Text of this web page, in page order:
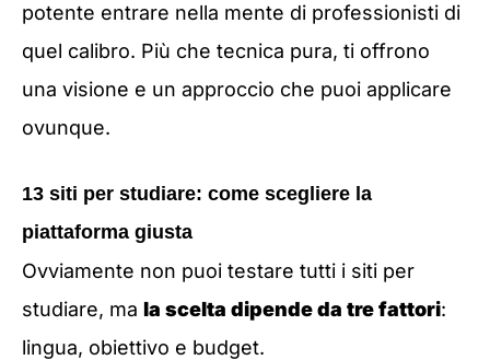
potente entrare nella mente di professionisti di
quel calibro. Più che tecnica pura, ti offrono
una visione e un approccio che puoi applicare
ovunque.
13 siti per studiare: come scegliere la
piattaforma giusta
Ovviamente non puoi testare tutti i siti per
studiare, ma la scelta dipende da tre fattori:
lingua, obiettivo e budget.